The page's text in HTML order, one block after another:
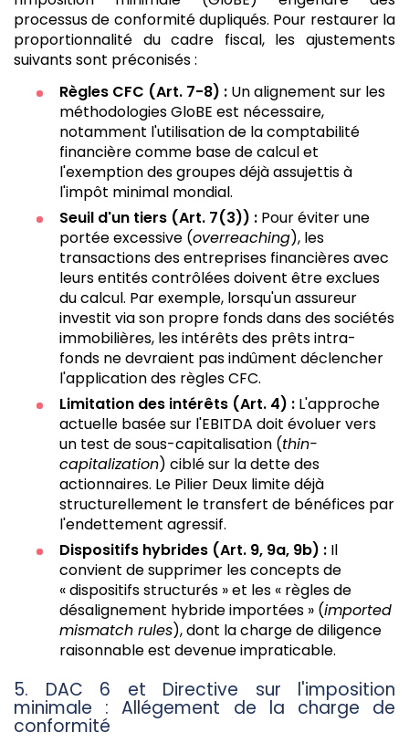
processus de conformité dupliqués. Pour restaurer la
proportionnalité du cadre fiscal, les ajustements
suivants sont préconisés :
Règles CFC (Art. 7-8) : Un alignement sur les
méthodologies GloBE est nécessaire,
notamment l'utilisation de la comptabilité
financière comme base de calcul et
l'exemption des groupes déjà assujettis à
l'impôt minimal mondial.
Seuil d'un tiers (Art. 7(3)) : Pour éviter une
portée excessive (overreaching), les
transactions des entreprises financières avec
leurs entités contrôlées doivent être exclues
du calcul. Par exemple, lorsqu'un assureur
investit via son propre fonds dans des sociétés
immobilières, les intérêts des prêts intra-
fonds ne devraient pas indûment déclencher
l'application des règles CFC.
Limitation des intérêts (Art. 4) : L'approche
actuelle basée sur l'EBITDA doit évoluer vers
un test de sous-capitalisation (thin-
capitalization) ciblé sur la dette des
actionnaires. Le Pilier Deux limite déjà
structurellement le transfert de bénéfices par
l'endettement agressif.
Dispositifs hybrides (Art. 9, 9a, 9b) : Il
convient de supprimer les concepts de
« dispositifs structurés » et les « règles de
désalignement hybride importées » (imported
mismatch rules), dont la charge de diligence
raisonnable est devenue impraticable.
5. DAC 6 et Directive sur l'imposition
minimale : Allégement de la charge de
conformité